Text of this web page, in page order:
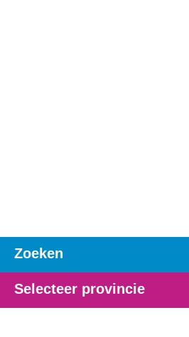
Zoeken
Selecteer provincie